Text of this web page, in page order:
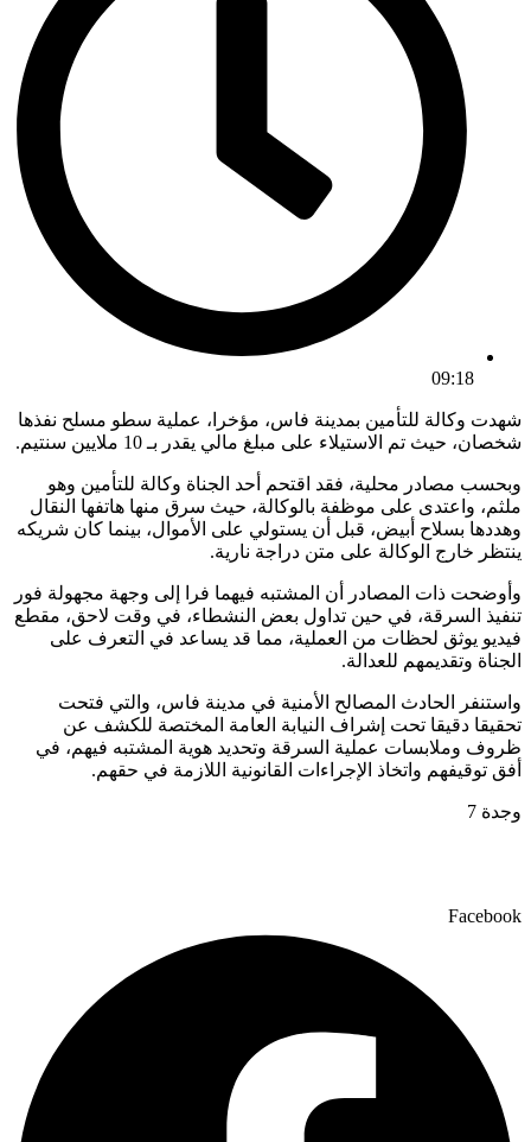
09:18
شهدت وكالة للتأمين بمدينة فاس، مؤخرا، عملية سطو مسلح نفذها
شخصان، حيث تم الاستيلاء على مبلغ مالي يقدر بـ 10 ملايين سنتيم.​
وبحسب مصادر محلية، فقد اقتحم أحد الجناة وكالة للتأمين وهو
ملثم، واعتدى على موظفة بالوكالة، حيث سرق منها هاتفها النقال
وهددها بسلاح أبيض، قبل أن يستولي على الأموال، بينما كان شريكه
ينتظر خارج الوكالة على متن دراجة نارية.
وأوضحت ذات المصادر أن المشتبه فيهما فرا إلى وجهة مجهولة فور
تنفيذ السرقة، في حين تداول بعض النشطاء، في وقت لاحق، مقطع
فيديو يوثق لحظات من العملية، مما قد يساعد في التعرف على
الجناة وتقديمهم للعدالة.
واستنفر الحادث المصالح الأمنية في مدينة فاس، والتي فتحت
تحقيقا دقيقا تحت إشراف النيابة العامة المختصة للكشف عن
ظروف وملابسات عملية السرقة وتحديد هوية المشتبه فيهم، في
أفق توقيفهم واتخاذ الإجراءات القانونية اللازمة في حقهم.
وجدة 7
Facebook